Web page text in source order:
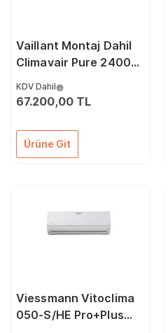
Vaillant Montaj Dahil
Climavair Pure 24000
KDV Dahil
67.200,00 TL
Ürüne Git
Viessmann Vitoclima
050-S/HE Pro+Plus